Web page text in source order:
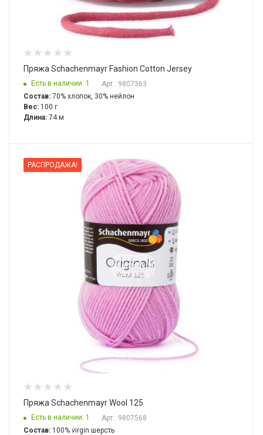
Пряжа Schachenmayr Fashion Cotton Jersey
Есть в наличии: 1
Арт.: 9807363
Состав: 70% хлопок, 30% нейлон
Вес: 100 г
Длина: 74 м
РАСПРОДАЖА!
Пряжа Schachenmayr Wool 125
Есть в наличии: 1
Арт.: 9807568
Состав: 100% virgin шерсть